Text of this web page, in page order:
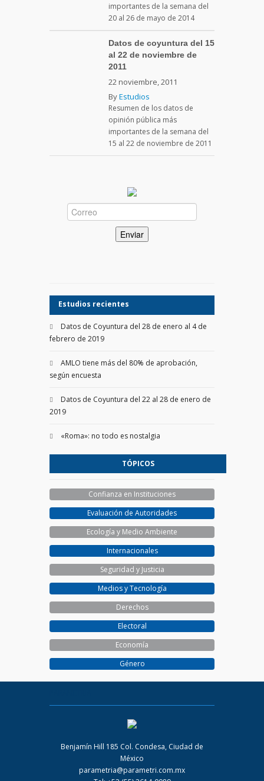
importantes de la semana del
20 al 26 de mayo de 2014
Datos de coyuntura del 15
al 22 de noviembre de
2011
22 noviembre, 2011
ByEstudios
Resumen de los datos de
opinión pública más
importantes de la semana del
15 al 22 de noviembre de 2011
Estudios recientes
Datos de Coyuntura del 28 de enero al 4 de
febrero de 2019
AMLO tiene más del 80% de aprobación,
según encuesta
Datos de Coyuntura del 22 al 28 de enero de
2019
«Roma»: no todo es nostalgia
TÓPICOS
Confianza en Instituciones
Evaluación de Autoridades
Ecología y Medio Ambiente
Internacionales
Seguridad y Justicia
Medios y Tecnología
Derechos
Electoral
Economía
Género
Benjamín Hill 185 Col. Condesa, Ciudad de
México
parametria@parametri.com.mx